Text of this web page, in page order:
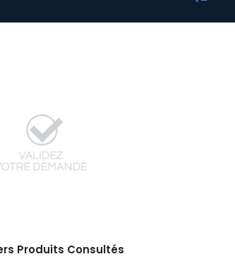
Produits Consultés